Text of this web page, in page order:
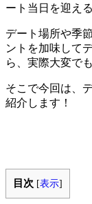
ート当日を迎え
デート場所や季
ントを加味して
ら、実際大変で
そこで今回は、
紹介します！
目次 [表示]